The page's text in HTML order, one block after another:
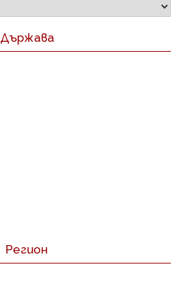
Държава
Регион